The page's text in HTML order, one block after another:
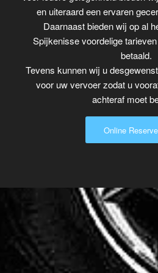
en uiteraard een ervaren
Daarnaast bieden wij op al
Spijkenisse voordelige
betaald.
Tevens kunnen wij u
voor uw vervoer zodat u
achteraf moet
Online